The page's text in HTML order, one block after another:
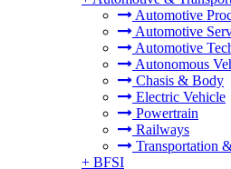
Automotive
Automotive
Automotive
Autonomous
Chasis & Body
Electric Vehicle
Powertrain
Railways
Transportation
+ BFSI